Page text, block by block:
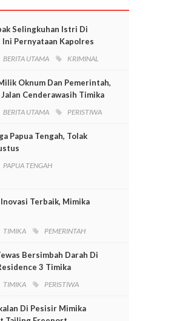
Selingkuhan Istri Di
Ini Pernyataan Kapolres
BERITA UTAMA KRIMINAL
Oknum Dan Pemerintah,
Cenderawasih Timika
BERITA UTAMA PERISTIWA
Papua Tengah, Tolak
PAPUA TENGAH
Terbaik, Mimika
TIMIKA PEMERINTAH
Bersimbah Darah Di
3 Timika
TIMIKA PERISTIWA
Di Pesisir Mimika